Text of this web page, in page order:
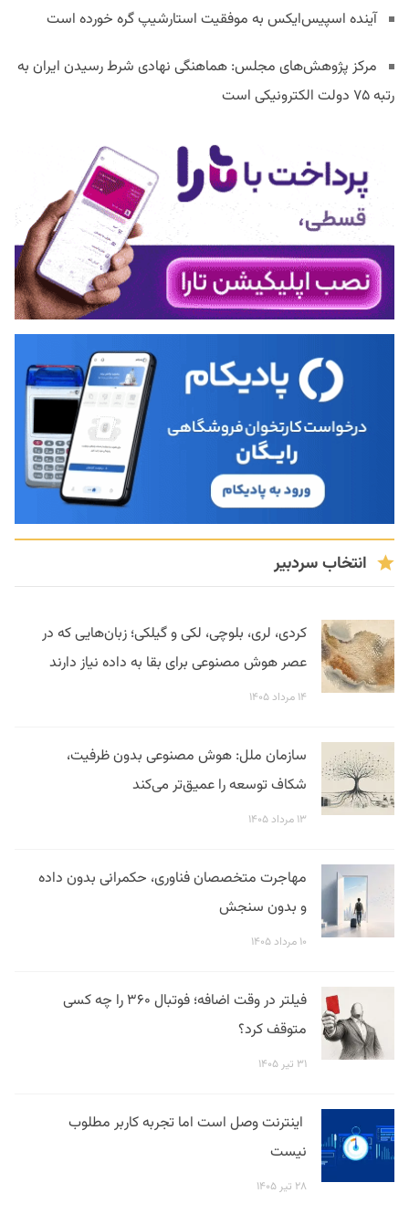
آینده اسپیس‌ایکس به موفقیت استارشیپ گره خورده است
مرکز پژوهش‌های مجلس: هماهنگی نهادی شرط رسیدن ایران به
رتبه ۷۵ دولت الکترونیکی است
انتخاب سردبیر
کردی، لری، بلوچی، لکی و گیلکی؛ زبان‌هایی که در
عصر هوش مصنوعی برای بقا به داده نیاز دارند
۱۴ مرداد ۱۴۰۵
سازمان ملل: هوش مصنوعی بدون ظرفیت،
شکاف توسعه را عمیق‌تر می‌کند
۱۳ مرداد ۱۴۰۵
مهاجرت متخصصان فناوری، حکمرانی بدون داده
و بدون سنجش
۱۰ مرداد ۱۴۰۵
فیلتر در وقت اضافه؛ فوتبال ۳۶۰ را چه کسی
متوقف کرد؟
۳۱ تیر ۱۴۰۵
اینترنت وصل است اما تجربه کاربر مطلوب
نیست
۲۸ تیر ۱۴۰۵